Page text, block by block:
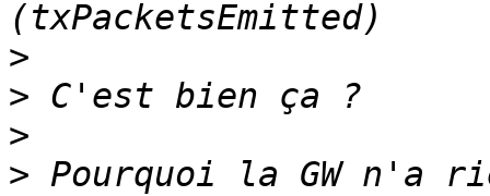
>
>
>
> Pourquoi la GW n'a